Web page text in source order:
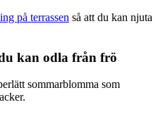
på terrassen så att du kan njuta
kan odla från frö
sommarblomma som